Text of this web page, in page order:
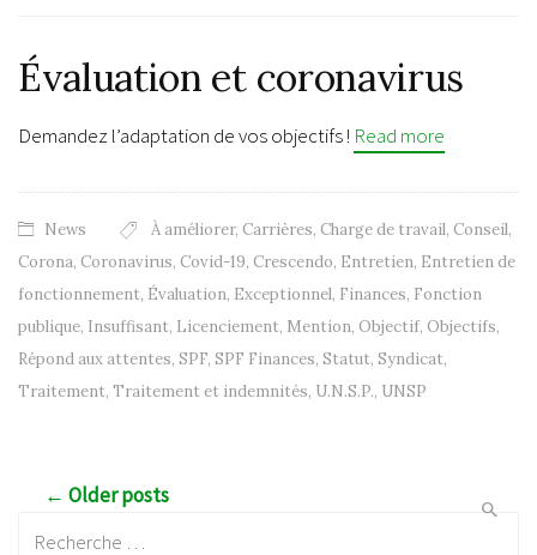
Évaluation et coronavirus
Demandez l’adaptation de vos objectifs ! Read more
News À améliorer, Carrières, Charge de travail, Conseil,
Corona, Coronavirus, Covid-19, Crescendo, Entretien, Entretien de
fonctionnement, Évaluation, Exceptionnel, Finances, Fonction
publique, Insuffisant, Licenciement, Mention, Objectif, Objectifs,
Répond aux attentes, SPF, SPF Finances, Statut, Syndicat,
Traitement, Traitement et indemnités, U.N.S.P., UNSP
Post navigation
← Older posts